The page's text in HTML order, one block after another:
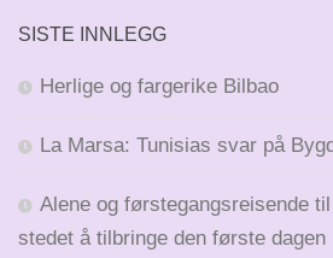
SISTE INNLEGG
Herlige og fargerike Bilbao
La Marsa: Tunisias svar på
Alene og førstegangsreisende
stedet å tilbringe den første dagen